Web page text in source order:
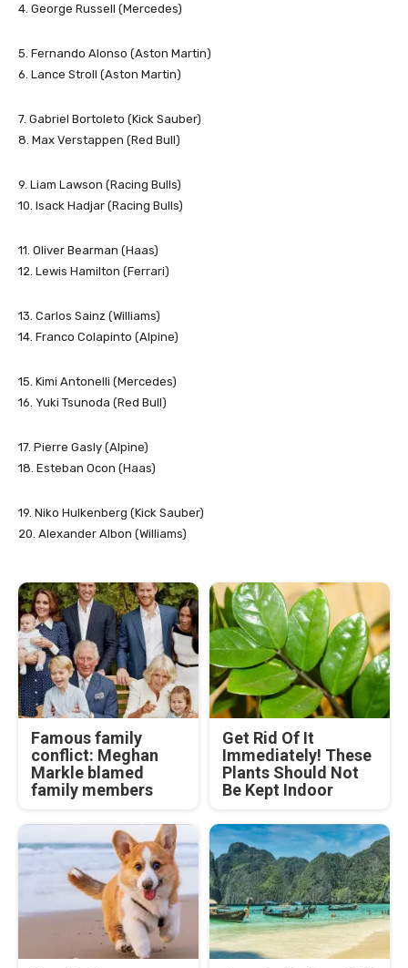
4. George Russell (Mercedes)
5. Fernando Alonso (Aston Martin)
6. Lance Stroll (Aston Martin)
7. Gabriel Bortoleto (Kick Sauber)
8. Max Verstappen (Red Bull)
9. Liam Lawson (Racing Bulls)
10. Isack Hadjar (Racing Bulls)
11. Oliver Bearman (Haas)
12. Lewis Hamilton (Ferrari)
13. Carlos Sainz (Williams)
14. Franco Colapinto (Alpine)
15. Kimi Antonelli (Mercedes)
16. Yuki Tsunoda (Red Bull)
17. Pierre Gasly (Alpine)
18. Esteban Ocon (Haas)
19. Niko Hulkenberg (Kick Sauber)
20. Alexander Albon (Williams)
Famous family
conflict: Meghan
Markle blamed
family members
Get Rid Of It
Immediately! These
Plants Should Not
Be Kept Indoor